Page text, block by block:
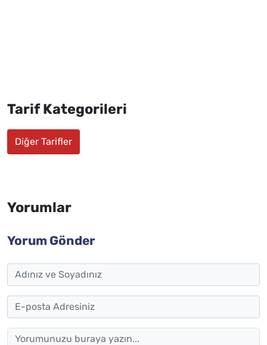
Tarif Kategorileri
Diğer Tarifler
Yorumlar
Yorum Gönder